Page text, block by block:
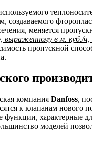
создаваемого
меняется
выраженному в м.
пропускной
компания Danfoss,
к клапанам нового
функции, характерные
моделей